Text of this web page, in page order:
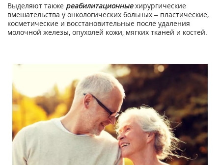
Выделяют также реабилитационныехирургические
вмешательства у онкологических больных – пластические,
косметические и восстановительные после удаления
молочной железы, опухолей кожи, мягких тканей и костей.